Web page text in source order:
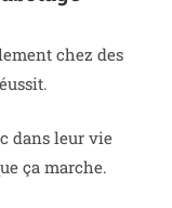
chez des
dans leur vie
ça marche.